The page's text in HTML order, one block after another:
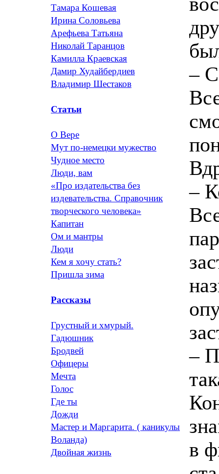
Тамара Кошевая
Ирина Соловьева
Арефьева Татьяна
Николай Таранцов
Камилла Краевская
Дамир Худайбердиев
Владимир Шестаков
Статьи
О Вере
Мут по-немецки мужество
Чудное место
Люди, вам
«Про издательства без
издевательства. Справочник
творческого человека»
Капитан
Ом и мантры
Люди
Кем я хочу стать?
Пришла зима
Рассказы
Грустный и хмурый.
Гадюшник
Бродвей
Офицеры
Мечта
Голос
Где ты
Дожди
Мастер и Маргарита. ( каникулы
Воланда)
Двойная жизнь
–
–
–
в